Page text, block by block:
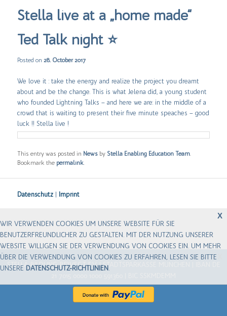
Stella live at a „home made“
Ted Talk night ⭐️
Posted on28. October 2017
We love it : take the energy and realize the project you dreamt
about and be the change. This is what Jelena did, a young student
who founded Lightning Talks – and here we are: in the middle of a
crowd that is waiting to present their five minute speaches – good
luck !! Stella live !
This entry was posted in News by Stella Enabling Education Team.
Bookmark the permalink.
STELLA BILDUNG BEWEGT E.V. | STADTSPARKASSE MÜNCHEN | IBAN DE
Datenschutz Imprint
Corinna-Rosa Hacker
WIR VERWENDEN COOKIES UM UNSERE WEBSITE FÜR SIE
BENUTZERFREUNDLICHER ZU GESTALTEN. MIT DER NUTZUNG UNSERER
WEBSITE WILLIGEN SIE DER VERWENDUNG VON COOKIES EIN. UM MEHR
ÜBER DIE VERWENDUNG VON COOKIES ZU ERFAHREN, LESEN SIE BITTE
UNSERE DATENSCHUTZ-RICHTLINIEN.
X